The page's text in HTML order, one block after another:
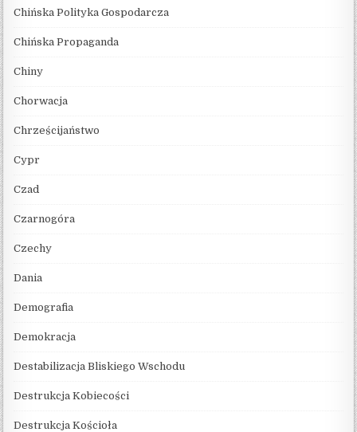
Chińska Polityka Gospodarcza
Chińska Propaganda
Chiny
Chorwacja
Chrześcijaństwo
Cypr
Czad
Czarnogóra
Czechy
Dania
Demografia
Demokracja
Destabilizacja Bliskiego Wschodu
Destrukcja Kobiecości
Destrukcja Kościoła